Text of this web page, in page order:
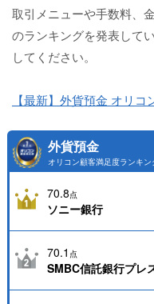
取引メニューや手数料、
のランキングを発表して
してください。
【最新】外貨預金 オリ
外貨預金
オリコン顧客満足度ランキン
70.8点
ソニー銀行
70.1 点
SMBC信託銀行プレ